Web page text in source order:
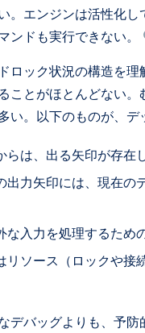
。エンジンは活性化
ンドも実行できない。
ロック状況の構造を
ことがほとんどない
い。以下のものが、デ
らは、出る矢印が存在
出力矢印には、現在の
な入力を処理するため
リソース（ロックや接
デバッグよりも、予